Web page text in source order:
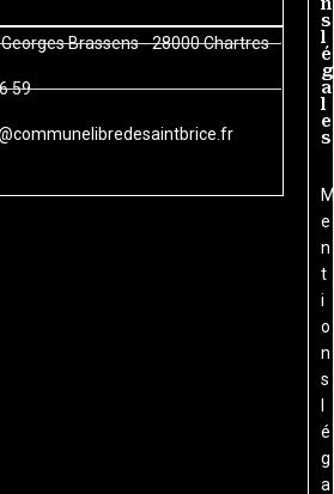
Brassens - 28000 Chartres
59
s
l
é
g
a
l
e
s
M
e
n
t
i
o
n
s
é
g
a